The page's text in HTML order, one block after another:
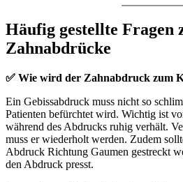
Häufig gestellte Fragen
Zahnabdrücke
✅ Wie wird der Zahnabdruck zum
Ein Gebissabdruck muss nicht so
Patienten befürchtet wird. Wichtig ist
während des Abdrucks ruhig verhält.
muss er wiederholt werden. Zudem
Abdruck Richtung Gaumen gestreckt
den Abdruck presst.